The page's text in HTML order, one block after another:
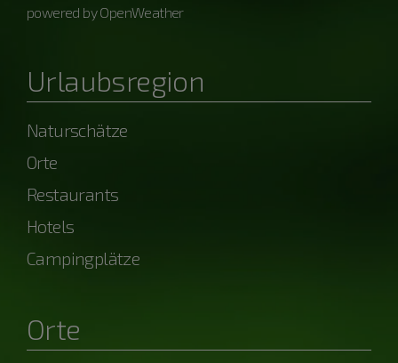
powered by OpenWeather
Urlaubsregion
Naturschätze
Orte
Restaurants
Hotels
Campingplätze
Orte